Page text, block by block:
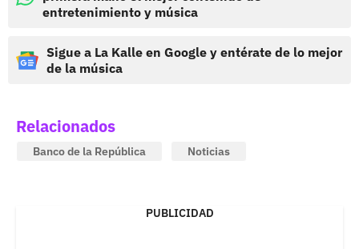
entretenimiento y música
Sigue a La Kalle en Google y entérate de lo mejor
de la música
Relacionados
Banco de la República Noticias
PUBLICIDAD